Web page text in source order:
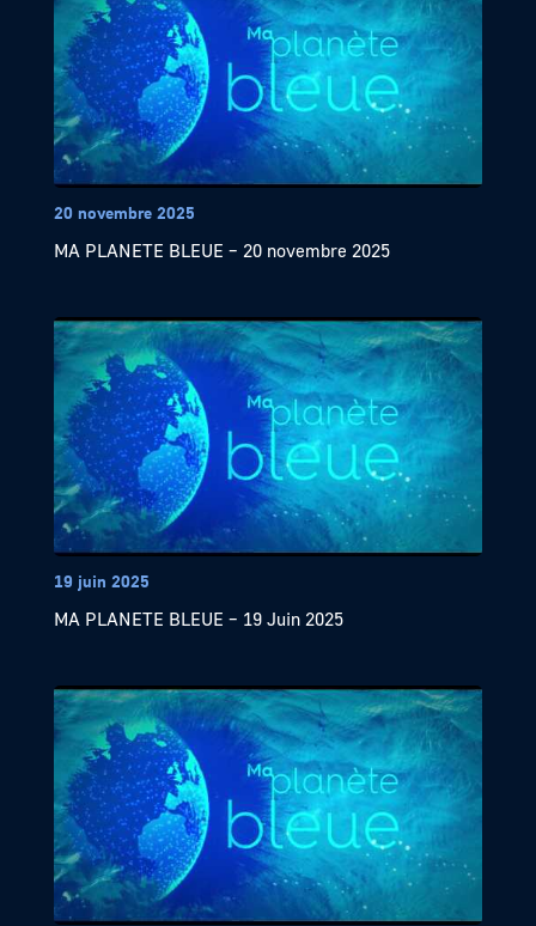
20 novembre 2025
MA PLANETE BLEUE – 20 novembre 2025
19 juin 2025
MA PLANETE BLEUE – 19 Juin 2025